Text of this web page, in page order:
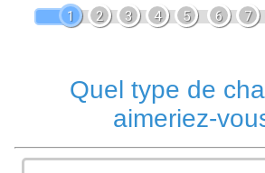
1 2 3 4 5 6 7
Quel type de
aimeriez-